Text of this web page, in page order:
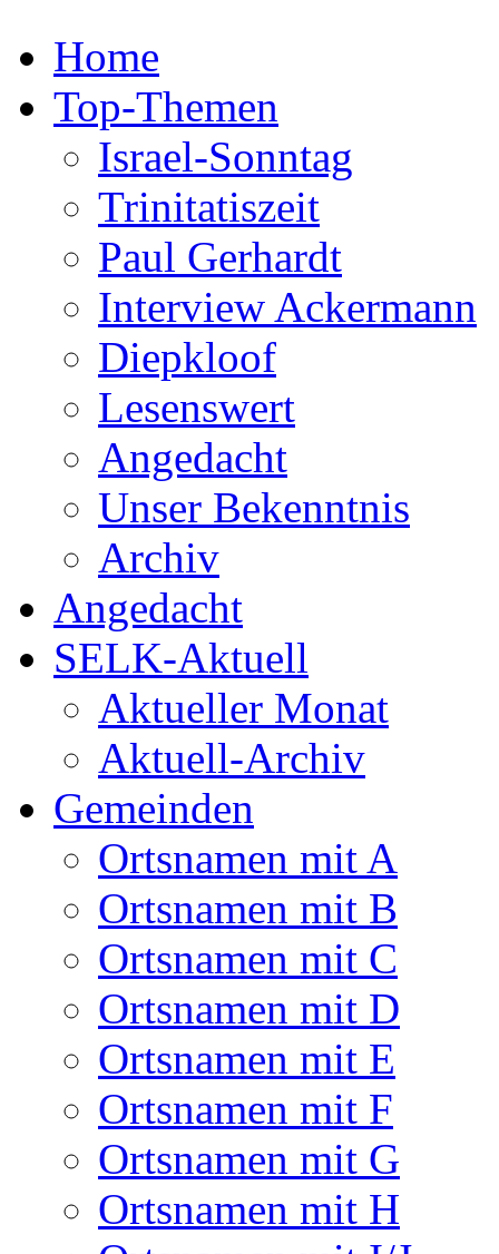
Home
Top-Themen
Israel-Sonntag
Trinitatiszeit
Paul Gerhardt
Interview Ackermann
Diepkloof
Lesenswert
Angedacht
Unser Bekenntnis
Archiv
Angedacht
SELK-Aktuell
Aktueller Monat
Aktuell-Archiv
Gemeinden
Ortsnamen mit A
Ortsnamen mit B
Ortsnamen mit C
Ortsnamen mit D
Ortsnamen mit E
Ortsnamen mit F
Ortsnamen mit G
Ortsnamen mit H